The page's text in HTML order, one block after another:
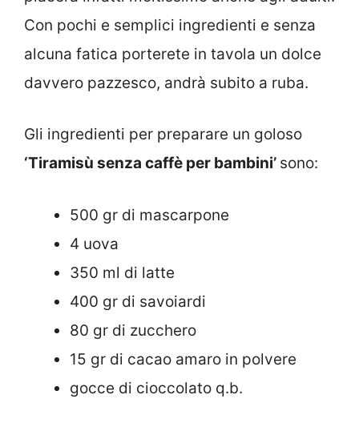
Con pochi e semplici ingredienti e senza
alcuna fatica porterete in tavola un dolce
davvero pazzesco, andrà subito a ruba.
Gli ingredienti per preparare un goloso
‘Tiramisù senza caffè per bambini’ sono:
500 gr di mascarpone
4 uova
350 ml di latte
400 gr di savoiardi
80 gr di zucchero
15 gr di cacao amaro in polvere
gocce di cioccolato q.b.